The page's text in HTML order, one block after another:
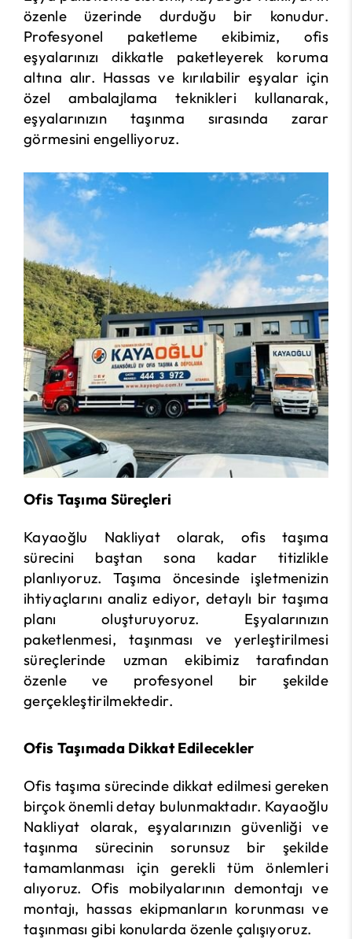
özenle üzerinde durduğu bir konudur.
Profesyonel paketleme ekibimiz, ofis
eşyalarınızı dikkatle paketleyerek koruma
altına alır. Hassas ve kırılabilir eşyalar için
özel ambalajlama teknikleri kullanarak,
eşyalarınızın taşınma sırasında zarar
görmesini engelliyoruz.
Ofis Taşıma Süreçleri
Kayaoğlu Nakliyat olarak, ofis taşıma
sürecini baştan sona kadar titizlikle
planlıyoruz. Taşıma öncesinde işletmenizin
ihtiyaçlarını analiz ediyor, detaylı bir taşıma
planı oluşturuyoruz. Eşyalarınızın
paketlenmesi, taşınması ve yerleştirilmesi
süreçlerinde uzman ekibimiz tarafından
özenle ve profesyonel bir şekilde
gerçekleştirilmektedir.
Ofis Taşımada Dikkat Edilecekler
Ofis taşıma sürecinde dikkat edilmesi gereken
birçok önemli detay bulunmaktadır. Kayaoğlu
Nakliyat olarak, eşyalarınızın güvenliği ve
taşınma sürecinin sorunsuz bir şekilde
tamamlanması için gerekli tüm önlemleri
alıyoruz. Ofis mobilyalarının demontajı ve
montajı, hassas ekipmanların korunması ve
taşınması gibi konularda özenle çalışıyoruz.